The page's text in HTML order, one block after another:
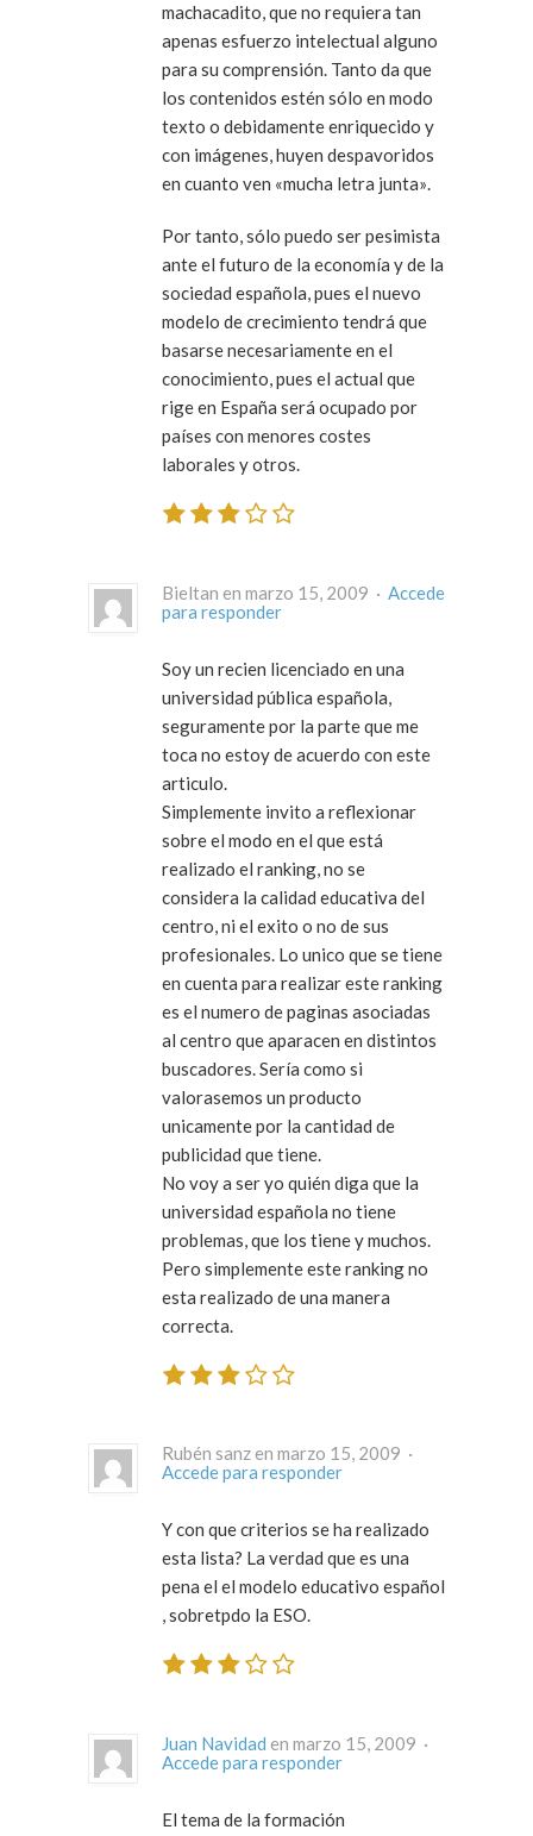
machacadito, que no requiera tan
apenas esfuerzo intelectual alguno
para su comprensión. Tanto da que
los contenidos estén sólo en modo
texto o debidamente enriquecido y
con imágenes, huyen despavoridos
en cuanto ven «mucha letra junta».
Por tanto, sólo puedo ser pesimista
ante el futuro de la economía y de la
sociedad española, pues el nuevo
modelo de crecimiento tendrá que
basarse necesariamente en el
conocimiento, pues el actual que
rige en España será ocupado por
países con menores costes
laborales y otros.
Bieltan en marzo 15, 2009 · Accede
para responder
Soy un recien licenciado en una
universidad pública española,
seguramente por la parte que me
toca no estoy de acuerdo con este
articulo.
Simplemente invito a reflexionar
sobre el modo en el que está
realizado el ranking, no se
considera la calidad educativa del
centro, ni el exito o no de sus
profesionales. Lo unico que se tiene
en cuenta para realizar este ranking
es el numero de paginas asociadas
al centro que aparacen en distintos
buscadores. Sería como si
valorasemos un producto
unicamente por la cantidad de
publicidad que tiene.
No voy a ser yo quién diga que la
universidad española no tiene
problemas, que los tiene y muchos.
Pero simplemente este ranking no
esta realizado de una manera
correcta.
Rubén sanz en marzo 15, 2009 ·
Accede para responder
Y con que criterios se ha realizado
esta lista? La verdad que es una
pena el el modelo educativo español
, sobretpdo la ESO.
Juan Navidad
en marzo 15, 2009 ·
Accede para responder
El tema de la formación